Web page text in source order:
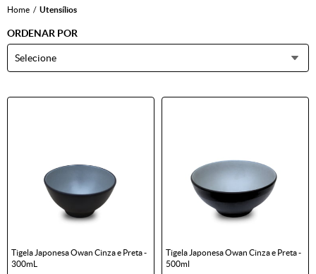
Home Utensílios
ORDENAR POR
Selecione
Tigela Japonesa Owan Cinza e Preta -
300mL
Tigela Japonesa Owan Cinza e Preta -
500ml